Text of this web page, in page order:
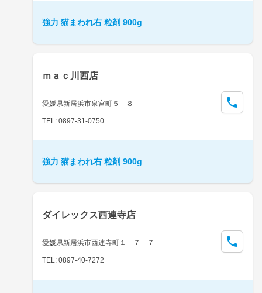
強力 猫まわれ右 粒剤 900g
ｍａｃ川西店
愛媛県新居浜市泉宮町５－８
TEL: 0897-31-0750
強力 猫まわれ右 粒剤 900g
ダイレックス西連寺店
愛媛県新居浜市西連寺町１－７－７
TEL: 0897-40-7272